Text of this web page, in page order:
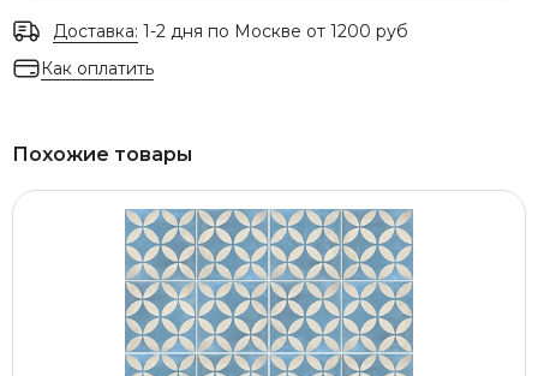
Доставка: 1-2 дня по Москве от 1200 руб
Как оплатить
Похожие товары